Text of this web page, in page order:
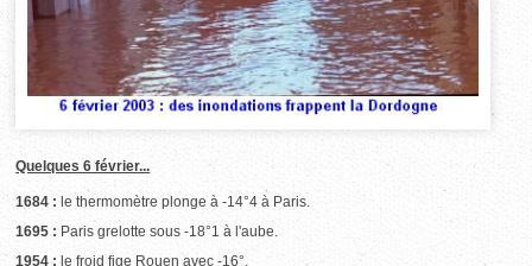
Quelques 6 février...
1684 : le thermomètre plonge à -14°4 à Paris.
1695 : Paris grelotte sous -18°1 à l'aube.
1954 : le froid fige Rouen avec -16°.